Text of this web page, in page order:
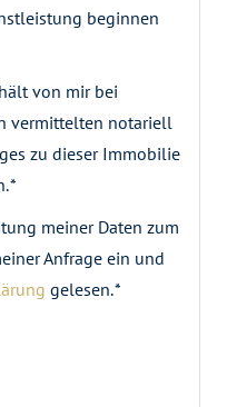
beginnen
von mir bei
vermittelten notariell
zu dieser Immobilie
*
meiner Daten zum
Anfrage ein und
gelesen. *